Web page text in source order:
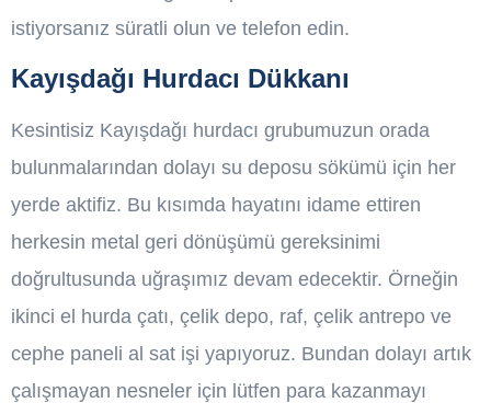
istiyorsanız süratli olun ve telefon edin.
Kayışdağı Hurdacı Dükkanı
Kesintisiz Kayışdağı hurdacı grubumuzun orada
bulunmalarından dolayı su deposu sökümü için her
yerde aktifiz. Bu kısımda hayatını idame ettiren
herkesin metal geri dönüşümü gereksinimi
doğrultusunda uğraşımız devam edecektir. Örneğin
ikinci el hurda çatı, çelik depo, raf, çelik antrepo ve
cephe paneli al sat işi yapıyoruz. Bundan dolayı artık
çalışmayan nesneler için lütfen para kazanmayı